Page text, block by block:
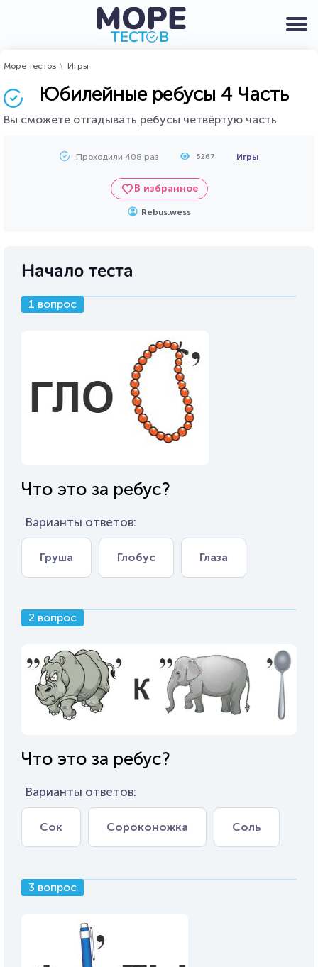
Море тестов Игры
Юбилейные ребусы 4 Часть
Вы сможете отгадывать ребусы четвёртую часть
Проходили 408 раз 5267 Игры
В избранное
Rebus.wess
Начало теста
1 вопрос
Что это за ребус?
Варианты ответов:
Груша Глобус Глаза
2 вопрос
Что это за ребус?
Варианты ответов:
Сок Сороконожка Соль
3 вопрос